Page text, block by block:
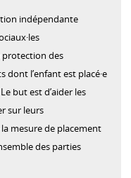
indépendante
protection des
dont l’enfant est placé·e
but est d’aider les
sur leurs
mesure de placement
des parties